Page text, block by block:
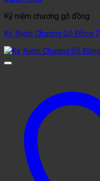
Kỷ niệm chương gỗ đồng
Kỷ Niệm Chương Gỗ Đồng 7